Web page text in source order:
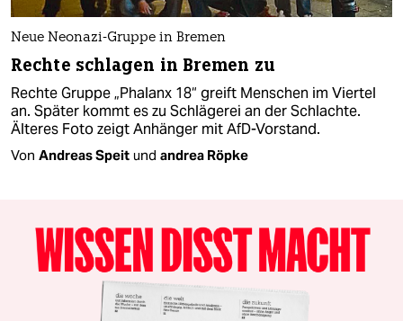
Neue Neonazi-Gruppe in Bremen
Rechte schlagen in Bremen zu
Rechte Gruppe „Phalanx 18“ greift Menschen im Viertel
an. Später kommt es zu Schlägerei an der Schlachte.
Älteres Foto zeigt Anhänger mit AfD-Vorstand.
Von Andreas Speit und andrea Röpke